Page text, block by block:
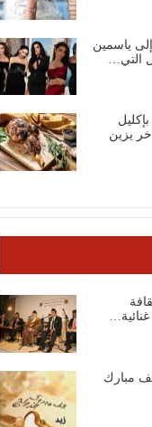
ياسمين
التي…
يزين
مبارك